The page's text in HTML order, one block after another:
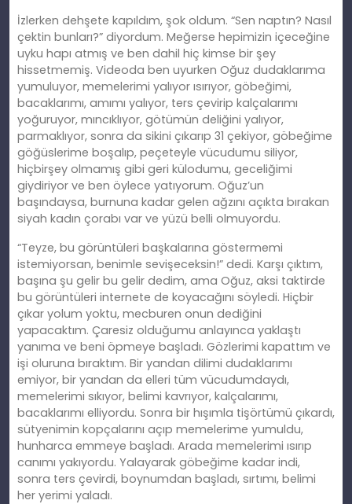
İzlerken dehşete kapıldım, şok oldum. “Sen naptın? Nasıl
çektin bunları?” diyordum. Meğerse hepimizin içeceğine
uyku hapı atmış ve ben dahil hiç kimse bir şey
hissetmemiş. Videoda ben uyurken Oğuz dudaklarıma
yumuluyor, memelerimi yalıyor ısırıyor, göbeğimi,
bacaklarımı, amımı yalıyor, ters çevirip kalçalarımı
yoğuruyor, mıncıklıyor, götümün deliğini yalıyor,
parmaklıyor, sonra da sikini çıkarıp 31 çekiyor, göbeğime
göğüslerime boşalıp, peçeteyle vücudumu siliyor,
hiçbirşey olmamış gibi geri külodumu, geceliğimi
giydiriyor ve ben öylece yatıyorum. Oğuz’un
başındaysa, burnuna kadar gelen ağzını açıkta bırakan
siyah kadın çorabı var ve yüzü belli olmuyordu.
“Teyze, bu görüntüleri başkalarına göstermemi
istemiyorsan, benimle sevişeceksin!” dedi. Karşı çıktım,
başına şu gelir bu gelir dedim, ama Oğuz, aksi taktirde
bu görüntüleri internete de koyacağını söyledi. Hiçbir
çıkar yolum yoktu, mecburen onun dediğini
yapacaktım. Çaresiz olduğumu anlayınca yaklaştı
yanıma ve beni öpmeye başladı. Gözlerimi kapattım ve
işi oluruna bıraktım. Bir yandan dilimi dudaklarımı
emiyor, bir yandan da elleri tüm vücudumdaydı,
memelerimi sıkıyor, belimi kavrıyor, kalçalarımı,
bacaklarımı elliyordu. Sonra bir hışımla tişörtümü çıkardı,
sütyenimin kopçalarını açıp memelerime yumuldu,
hunharca emmeye başladı. Arada memelerimi ısırıp
canımı yakıyordu. Yalayarak göbeğime kadar indi,
sonra ters çevirdi, boynumdan başladı, sırtımı, belimi
her yerimi yaladı.